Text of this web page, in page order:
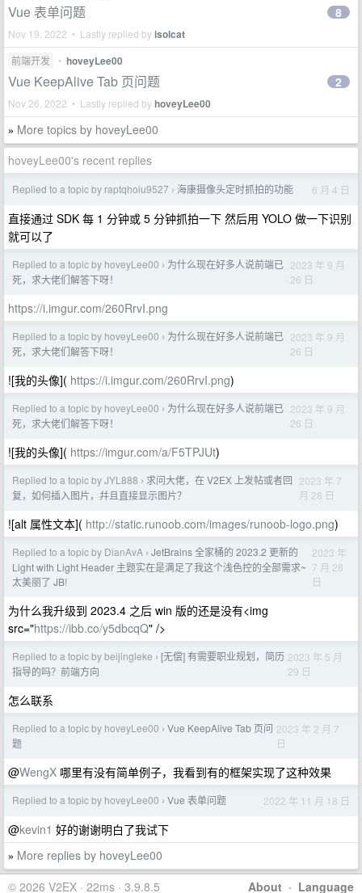
Vue 表单问题
Nov 19, 2022 • Lastly replied byisolcat
8
前端开发 • hoveyLee00
Vue KeepAlive Tab 页问题
Nov 26, 2022 • Lastly replied byhoveyLee00
2
» More topics by hoveyLee00
hoveyLee00's recent replies
Replied to a topic by raptqhoiu9527 › 海康摄像头定时抓拍的功能 6 月 4 日
直接通过 SDK 每 1 分钟或 5 分钟抓拍一下 然后用 YOLO 做一下识别
就可以了
Replied to a topic by hoveyLee00 › 为什么现在好多人说前端已
死，求大佬们解答下呀！
2023 年 9 月
26 日
https://i.imgur.com/260RrvI.png
Replied to a topic by hoveyLee00 › 为什么现在好多人说前端已
死，求大佬们解答下呀！
2023 年 9 月
26 日
![我的头像]( https://i.imgur.com/260RrvI.png)
Replied to a topic by hoveyLee00 › 为什么现在好多人说前端已
死，求大佬们解答下呀！
2023 年 9 月
26 日
![我的头像]( https://imgur.com/a/F5TPJUt)
Replied to a topic by JYL888 › 求问大佬，在 V2EX 上发帖或者回
复，如何插入图片，幷且直接显示图片？
2023 年 7
月 28 日
![alt 属性文本]( http://static.runoob.com/images/runoob-logo.png)
Replied to a topic by DianAvA › JetBrains 全家桶的 2023.2 更新的
Light with Light Header 主题实在是满足了我这个浅色控的全部需求~
太美丽了 JB!
2023 年
7 月 28
日
为什么我升级到 2023.4 之后 win 版的还是没有<img
src="https://ibb.co/y5dbcqQ" />
Replied to a topic by beijingleke › [无偿] 有需要职业规划，简历
指导的吗？前端方向
2023 年 5 月
29 日
怎么联系
Replied to a topic by hoveyLee00 › Vue KeepAlive Tab 页问
题
2023 年 2 月 7
日
@WengX 哪里有没有简单例子，我看到有的框架实现了这种效果
Replied to a topic by hoveyLee00 › Vue 表单问题 2022 年 11 月 18 日
@kevin1 好的谢谢明白了我试下
» More replies by hoveyLee00
About · Language
© 2026 V2EX · 22ms · 3.9.8.5